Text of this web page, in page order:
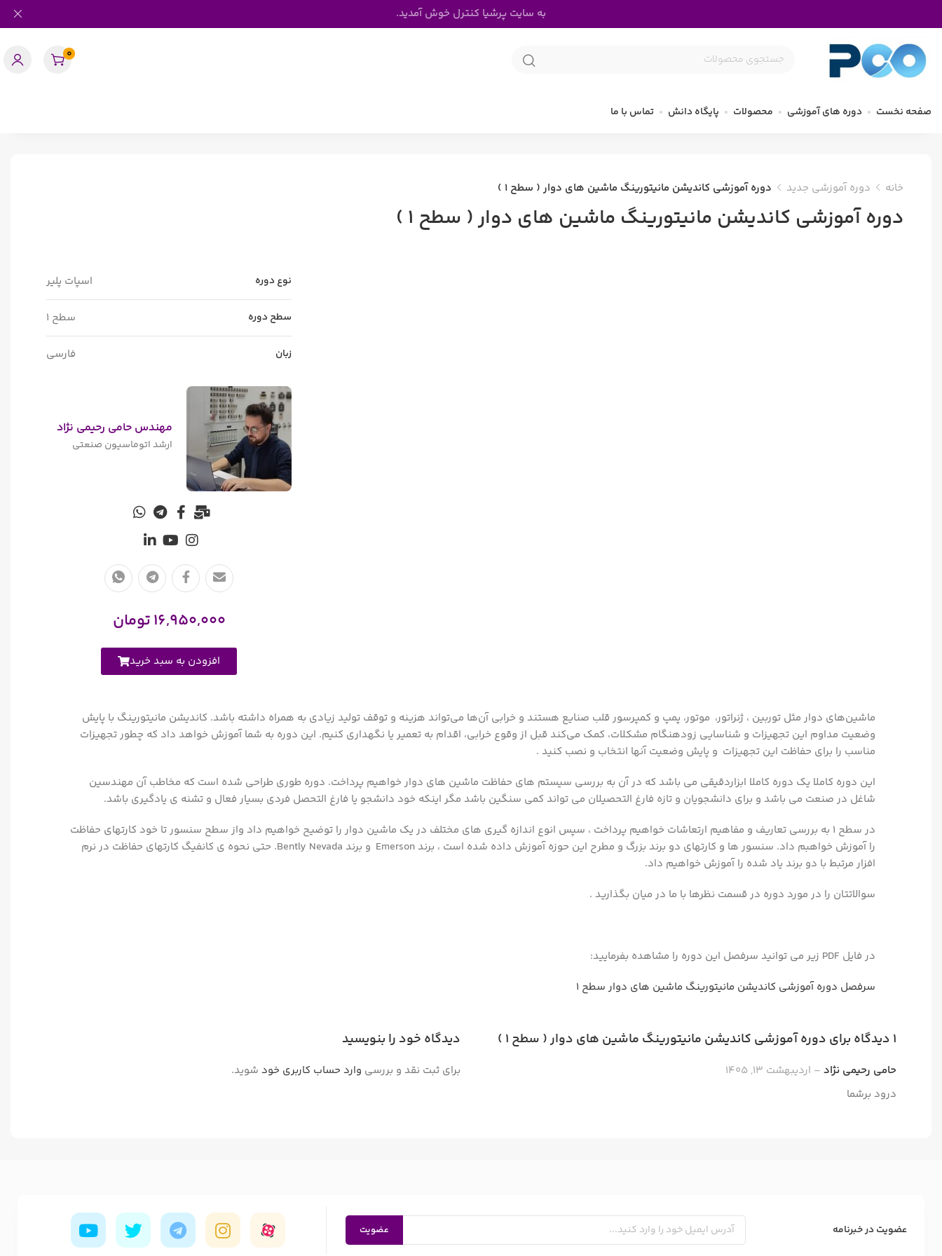
به سایت پرشیا کنترل خوش آمدید.
0
صفحه نخست دوره های آموزشی محصولات پایگاه دانش تماس با ما
خانه دوره آموزشی جدید دوره آموزشی کاندیشن مانیتورینگ ماشین های دوار ( سطح 1 )
دوره آموزشی کاندیشن مانیتورینگ ماشین های دوار ( سطح 1 )
نوع دوره اسپات پلیر
سطح دوره سطح ۱
زبان فارسی
مهندس حامی رحیمی نژاد
ارشد اتوماسیون صنعتی
16,950,000تومان
افزودن به سبد خرید
ماشین‌های دوار مثل توربین ، ژنراتور، موتور، پمپ و کمپرسور قلب صنایع هستند و خرابی آن‌ها می‌تواند هزینه و توقف تولید زیادی به همراه داشته باشد. کاندیشن مانیتورینگ با پایش
وضعیت مداوم این تجهیزات و شناسایی زودهنگام مشکلات، کمک می‌کند قبل از وقوع خرابی، اقدام به تعمیر یا نگهداری کنیم. این دوره به شما آموزش خواهد داد که چطور تجهیزات
مناسب را برای حفاظت این تجهیزات و پایش وضعیت آنها انتخاب و نصب کنید .
این دوره کاملا یک دوره کاملا ابزاردقیقی می باشد که در آن به بررسی سیستم های حفاظت ماشین های دوار خواهیم پرداخت. دوره طوری طراحی شده است که مخاطب آن مهندسین
شاغل در صنعت می باشد و برای دانشجویان و تازه فارغ التحصیلان می تواند کمی سنگین باشد مگر اینکه خود دانشجو یا فارغ التحصل فردی بسیار فعال و تشنه ی یادگیری باشد.
در سطح 1 به بررسی تعاریف و مفاهیم ارتعاشات خواهیم پرداخت ، سپس انوع اندازه گیری های مختلف در یک ماشین دوار را توضیح خواهیم داد واز سطح سنسور تا خود کارتهای حفاظت
را آموزش خواهبم داد. سنسور ها و کارتهای دو برند بزرگ و مطرح این حوزه آموزش داده شده است ، برند Emerson و برند Bently Nevada. حتی نحوه ی کانفیگ کارتهای حفاظت در نرم
افزار مرتبط با دو برند یاد شده را آموزش خواهیم داد.
سوالاتتان را در مورد دوره در قسمت نظرها با ما در میان بگذارید .
در فایل PDF زیر می توانید سرفصل این دوره را مشاهده بفرمایید:
سرفصل دوره آموزشی کاندیشن مانیتورینگ ماشین های دوار سطح 1
1 دیدگاه برای دوره آموزشی کاندیشن مانیتورینگ ماشین های دوار ( سطح 1 )
حامی رحیمی نژاد – اردیبهشت 13, 1405
درود برشما
دیدگاه خود را بنویسید
برای ثبت نقد و بررسی وارد حساب کاربری خود شوید.
عضویت در خبرنامه